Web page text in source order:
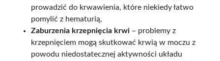
prowadzić do krwawienia, które niekiedy łatwo
pomylić z hematurią,
Zaburzenia krzepnięcia krwi – problemy z
krzepnięciem mogą skutkować krwią w moczu z
powodu niedostatecznej aktywności układu